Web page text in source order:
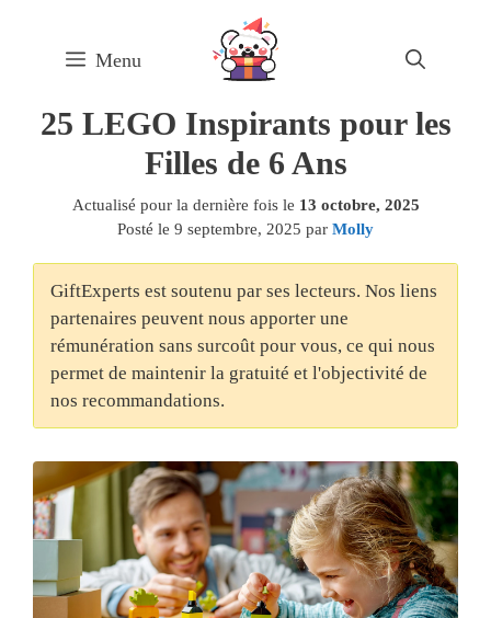
Menu
25 LEGO Inspirants pour les
Filles de 6 Ans
Actualisé pour la dernière fois le 13 octobre, 2025
Posté le 9 septembre, 2025 par Molly
GiftExperts est soutenu par ses lecteurs. Nos liens
partenaires peuvent nous apporter une
rémunération sans surcoût pour vous, ce qui nous
permet de maintenir la gratuité et l'objectivité de
nos recommandations.